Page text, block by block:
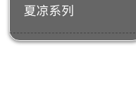
夏凉系列